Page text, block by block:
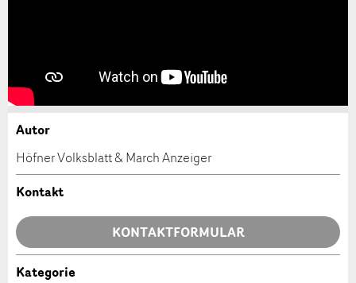
Anzeige beanstanden
Ihr Feedback wird sehr geschätzt!
Allgemeines Feedback
Anzeige nicht mehr gültig
Anzeige unvollständig
Anzeige weiterempfehlen
Empfehlen Sie diese Anzeige an Freunde weiter.
Autor
Höfner Volksblatt & March Anzeiger
Kontakt
KONTAKTFORMULAR
Kategorie